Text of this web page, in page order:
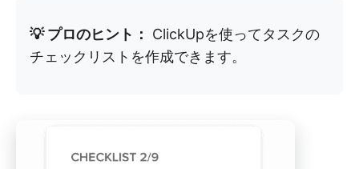
💡 プロのヒント：
ClickUpを使ってタスクの
チェックリストを作成できます。